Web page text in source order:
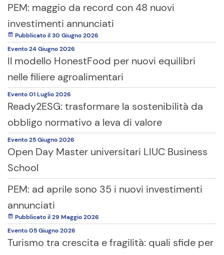
PEM: maggio da record con 48 nuovi
investimenti annunciati
Pubblicato il 30 Giugno 2026
Evento24 Giugno2026
Il modello HonestFood per nuovi equilibri
nelle filiere agroalimentari
Evento01 Luglio2026
Ready2ESG: trasformare la sostenibilità da
obbligo normativo a leva di valore
Evento25 Giugno2026
Open Day Master universitari LIUC Business
School
PEM: ad aprile sono 35 i nuovi investimenti
annunciati
Pubblicato il 29 Maggio 2026
Evento05 Giugno2026
Turismo tra crescita e fragilità: quali sfide per